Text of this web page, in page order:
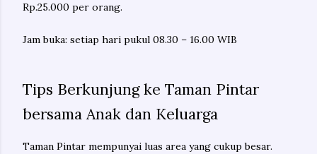
Rp.25.000 per orang.
Jam buka: setiap hari pukul 08.30 – 16.00 WIB
Tips Berkunjung ke Taman Pintar
bersama Anak dan Keluarga
Taman Pintar mempunyai luas area yang cukup besar.